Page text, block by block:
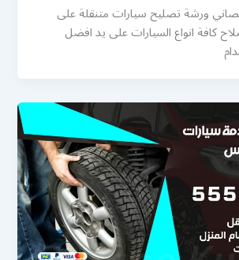
ورشة تصليح سيارات متنقلة على
كافة انواع السيارات على يد افضل